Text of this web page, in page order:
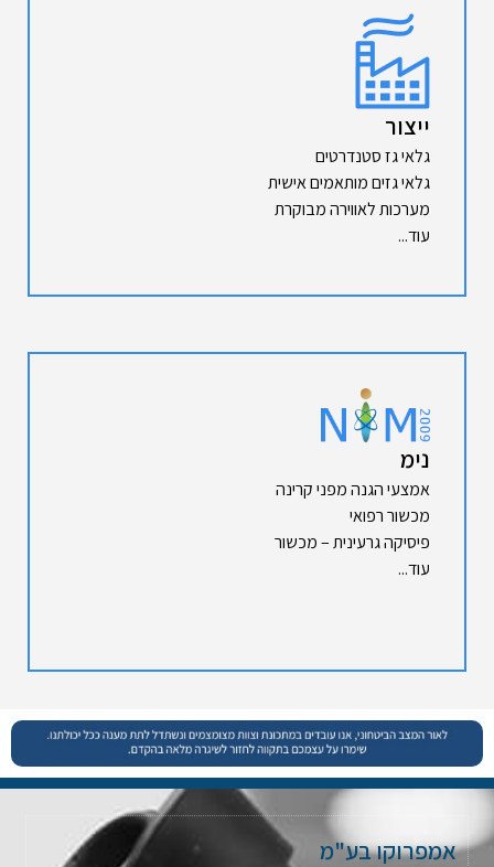
ייצור
גלאי גז סטנדרטים
גלאי גזים מותאמים אישית
מערכות לאווירה מבוקרת
עוד...
נימ
אמצעי הגנה מפני קרינה
מכשור רפואי
פיסיקה גרעינית – מכשור
עוד...
אמפרוקו בע"מ